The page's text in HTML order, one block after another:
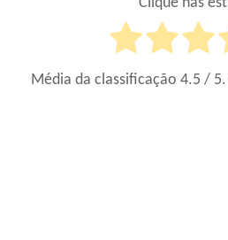
Média da classificação 4.5 / 5.